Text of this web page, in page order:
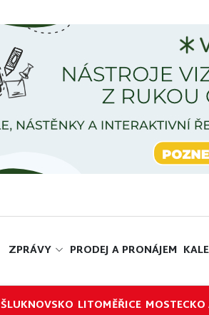
ZPRÁVY PRODEJ A PRONÁJEM
ŠLUKNOVSKO LITOMĚŘICE